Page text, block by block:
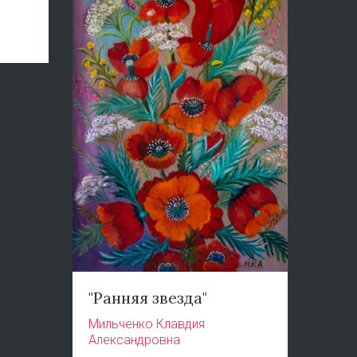
"Ранняя звезда"
Мильченко Клавдия
Александровна